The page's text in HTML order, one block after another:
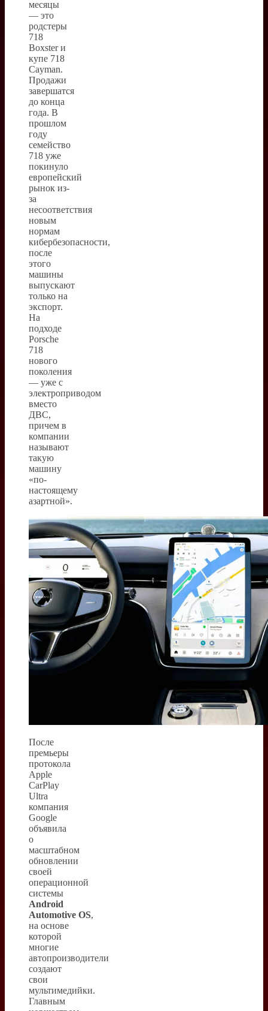
месяцы
— это
родстеры
718
Boxster и
купе 718
Cayman.
Продажи
завершатся
до конца
года. В
прошлом
году
семейство
718 уже
покинуло
европейский
рынок из-
за
несоответствия
новым
нормам
кибербезопасности,
после
этого
машины
выпускают
только на
экспорт.
На
подходе
Porsche
718
нового
поколения
— уже с
электроприводом
вместо
ДВС,
причем в
компании
называют
такую
машину
«по-
настоящему
азартной».
После
премьеры
протокола
Apple
CarPlay
Ultra
компания
Google
объявила
о
масштабном
обновлении
своей
операционной
системы
Android
Automotive OS,
на основе
которой
многие
автопроизводители
создают
свои
мультимедийки.
Главным